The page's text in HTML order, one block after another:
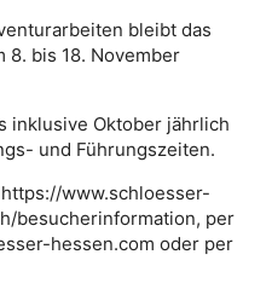
bleibt das
8. bis 18. November
inklusive Oktober jährlich
und Führungszeiten.
www.schloesser-
besucherinformation, per
hessen.com oder per